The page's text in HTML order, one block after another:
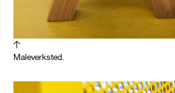
Maleverksted.